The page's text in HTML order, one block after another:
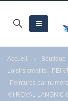
Accueil
Boutique
Loisirs créatifs
Peintures par
Kit ROYAL